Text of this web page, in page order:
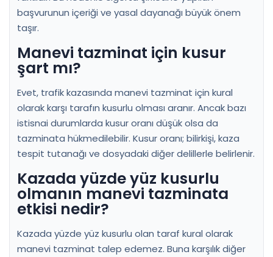
başvurunun içeriği ve yasal dayanağı büyük önem
taşır.
Manevi tazminat için kusur
şart mı?
Evet, trafik kazasında manevi tazminat için kural
olarak karşı tarafın kusurlu olması aranır. Ancak bazı
istisnai durumlarda kusur oranı düşük olsa da
tazminata hükmedilebilir. Kusur oranı; bilirkişi, kaza
tespit tutanağı ve dosyadaki diğer delillerle belirlenir.
Kazada yüzde yüz kusurlu
olmanın manevi tazminata
etkisi nedir?
Kazada yüzde yüz kusurlu olan taraf kural olarak
manevi tazminat talep edemez. Buna karşılık diğer